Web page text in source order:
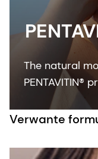
The natural
PENTAVITIN®
all facial
hydration
Verwante